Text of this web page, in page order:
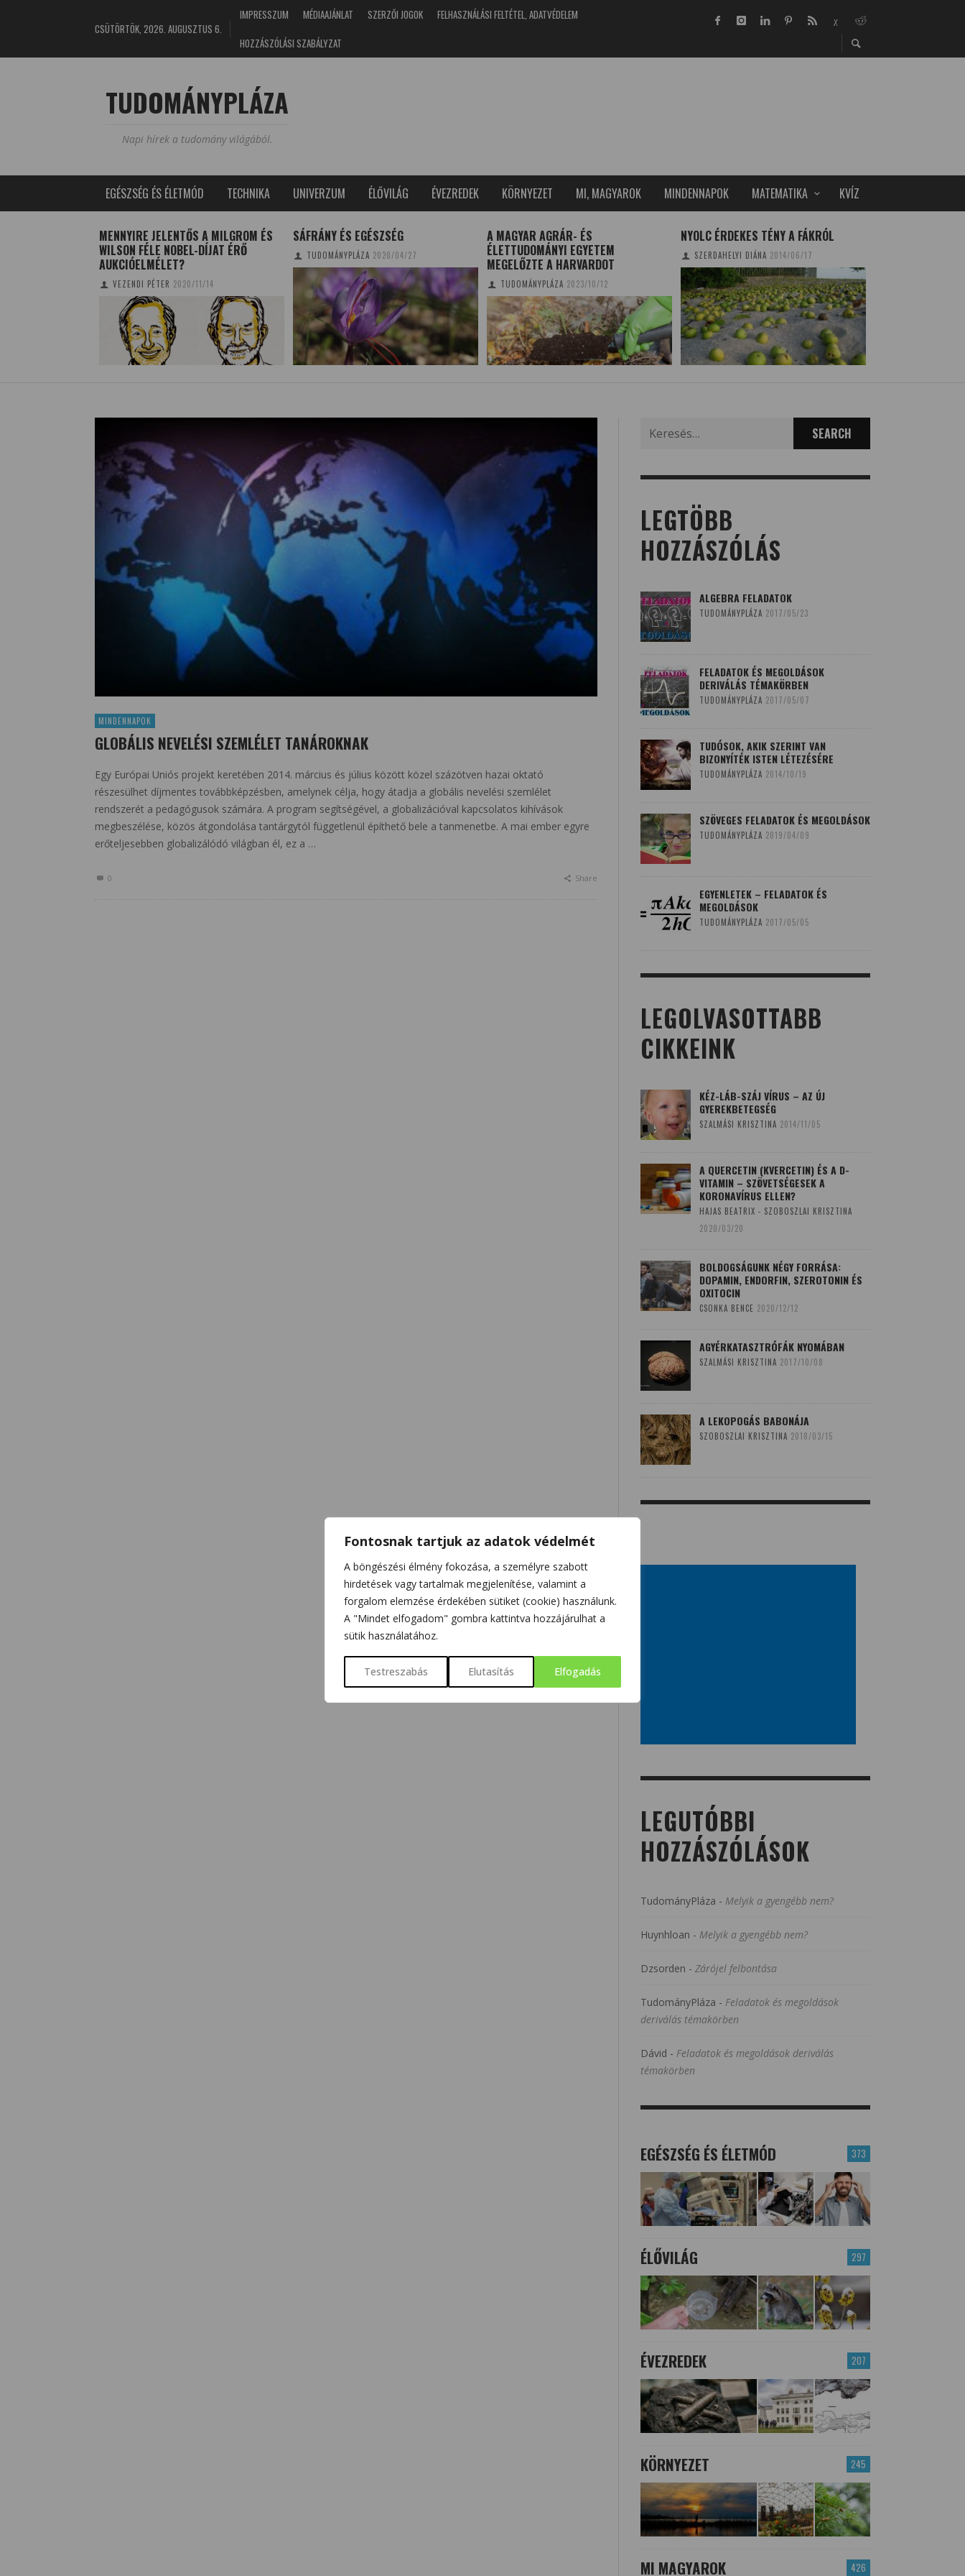
Fontosnak tartjuk az adatok védelmét
A böngészési élmény fokozása, a személyre szabott
hirdetések vagy tartalmak megjelenítése, valamint a
forgalom elemzése érdekében sütiket (cookie) használunk.
A "Mindet elfogadom" gombra kattintva hozzájárulhat a
sütik használatához.
Testreszabás Elutasítás Elfogadás
CSÜTÖRTÖK, 2026. AUGUSZTUS 6.
IMPRESSZUM MÉDIAAJÁNLAT SZERZŐI JOGOK
FELHASZNÁLÁSI FELTÉTEL, ADATVÉDELEM
HOZZÁSZÓLÁSI SZABÁLYZAT
TUDOMÁNYPLÁZA
Napi hírek a tudomány világából.
EGÉSZSÉG ÉS ÉLETMÓD TECHNIKA UNIVERZUM ÉLŐVILÁG ÉVEZREDEK KÖRNYEZET MI, MAGYAROK MINDENNAPOK MATEMATIKA KVÍZ
MENNYIRE JELENTŐS A MILGROM ÉS
WILSON FÉLE NOBEL-DÍJAT ÉRŐ
AUKCIÓELMÉLET?
VEZENDI PÉTER 2020/11/14
SÁFRÁNY ÉS EGÉSZSÉG
TUDOMÁNYPLÁZA 2020/04/27
A MAGYAR AGRÁR- ÉS
ÉLETTUDOMÁNYI EGYETEM
MEGELŐZTE A HARVARDOT
TUDOMÁNYPLÁZA 2023/10/12
NYOLC ÉRDEKES TÉNY A FÁKRÓL
SZERDAHELYI DIÁNA 2014/06/17
MINDENNAPOK
GLOBÁLIS NEVELÉSI SZEMLÉLET TANÁROKNAK
Egy Európai Uniós projekt keretében 2014. március és július között közel százötven hazai oktató
részesülhet díjmentes továbbképzésben, amelynek célja, hogy átadja a globális nevelési szemlélet
rendszerét a pedagógusok számára. A program segítségével, a globalizációval kapcsolatos kihívások
megbeszélése, közös átgondolása tantárgytól függetlenül építhető bele a tanmenetbe. A mai ember egyre
erőteljesebben globalizálódó világban él, ez a …
0 Share
for:
LEGTÖBB
HOZZÁSZÓLÁS
ALGEBRA FELADATOK
TUDOMÁNYPLÁZA 2017/05/23
FELADATOK ÉS MEGOLDÁSOK
DERIVÁLÁS TÉMAKÖRBEN
TUDOMÁNYPLÁZA 2017/05/07
TUDÓSOK, AKIK SZERINT VAN
BIZONYÍTÉK ISTEN LÉTEZÉSÉRE
TUDOMÁNYPLÁZA 2014/10/19
SZÖVEGES FELADATOK ÉS MEGOLDÁSOK
TUDOMÁNYPLÁZA 2019/04/09
EGYENLETEK – FELADATOK ÉS
MEGOLDÁSOK
TUDOMÁNYPLÁZA 2017/05/05
LEGOLVASOTTABB
CIKKEINK
KÉZ-LÁB-SZÁJ VÍRUS – AZ ÚJ
GYEREKBETEGSÉG
SZALMÁSI KRISZTINA 2014/11/05
A QUERCETIN (KVERCETIN) ÉS A D-
VITAMIN – SZÖVETSÉGESEK A
KORONAVÍRUS ELLEN?
HAJAS BEATRIX - SZOBOSZLAI KRISZTINA
2020/03/20
BOLDOGSÁGUNK NÉGY FORRÁSA:
DOPAMIN, ENDORFIN, SZEROTONIN ÉS
OXITOCIN
CSONKA BENCE 2020/12/12
AGYÉRKATASZTRÓFÁK NYOMÁBAN
SZALMÁSI KRISZTINA 2017/10/08
A LEKOPOGÁS BABONÁJA
SZOBOSZLAI KRISZTINA 2018/03/15
LEGUTÓBBI
HOZZÁSZÓLÁSOK
TudományPláza - Melyik a gyengébb nem?
Huynhloan - Melyik a gyengébb nem?
Dzsorden - Zárójel felbontása
TudományPláza - Feladatok és megoldások
deriválás témakörben
Dávid - Feladatok és megoldások deriválás
témakörben
373
EGÉSZSÉG ÉS ÉLETMÓD
297
ÉLŐVILÁG
207
ÉVEZREDEK
245
KÖRNYEZET
426
MI MAGYAROK